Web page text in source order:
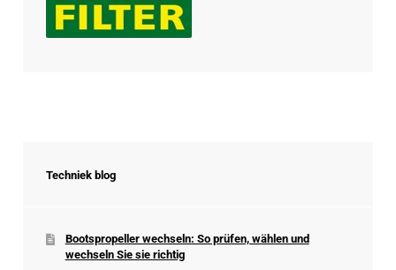
Techniek blog
Bootspropeller wechseln: So prüfen, wählen und
wechseln Sie sie richtig